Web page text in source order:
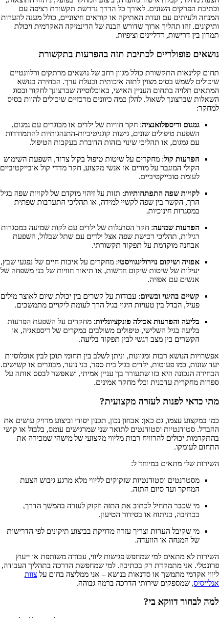
וכתיבת הפרקים השונים. לאורך כל הדרך נדרשת תקשורת רציפה עם
המנחה ולעיתים עם ועדת האתיקה או קוראים חיצוניים, כולל מענה להערות
ותיקונים. זהו תהליך ארוך שדורש הבנה של הדינמיקה האקדמית ויכולת
תמרון בין דרישות, דדליינים וציפיות.
נושאים פופולריים לכתיבת תזה בהפרעות בתקשורת
תחום קלינאות התקשורת כולל מגוון רחב של נושאים מרתקים ורלוונטיים
שיכולים לשמש בסיס מצוין לתזה איכותית ובעלת ערך. הבחירה בנושא
המתאים תלויה בתחום העניין האישי, באוכלוסייה שברצונך לחקור ובסוג
השאלות שברצונך לשאול. להלן כמה כיוונים מרכזיים שיכולים להוות בסיס
למחקר:
גמגום ודיספלואנציה: חקר חוויות של ילדים או מבוגרים עם גמגום,
השפעת טיפולים שונים, גישות קוגניטיביות-התנהגותיות להתמודדות
עם גמגום, או תהליכי שינוי בזהות הדוברת בעקבות הטיפול.
הפרעות קול: מחקרים על שיטות טיפול בקול צרוד, השפעת השימוש
הקולי המוגבר על מורים או אנשי מקצוע, חקר מדדי קול אובייקטיביים
לעומת סובייקטיביים.
לקויות שפה התפתחותיות: תזות על זיהוי מוקדם של לקויות שפה בגיל
הרך, הקשר בין שפה לקשיי למידה, או תהליכי התערבות שפתית
במסגרות חינוכיות.
הפרעות שמיעה: חקר הסתגלות של ילדים עם לקות שמיעה במסגרות
רגילות, תהליכי רכישת שפה אצל ילדים עם שתל שבלול, השפעת
אבחנה מוקדמת על תפקוד תקשורתי.
אפזיה ושיקום נוירולינגוויסטי: מחקרים על איכות חיים של נפגעי שבץ,
יעילות של שיטות שיקום חדשות, או תיאור חוויות של בני משפחה של
אנשים עם אפזיה.
קשיים בהיגוי ובשיום: עבודות על קשרים בין יכולת שיום לאוצר מילים
פעיל, הבדל בין טעויות היגוי בגיל הרך לעומת ליקויים מתמשכים.
בליעה והפרעות אכילה פונקציונליות: מחקרים על השפעת הפרעות
בליעה בגיל השלישי, טיפולים משולבים במקרים של דיספאגיה, או
הקשרים בין מצב רגשי לבין תפקוד בליעה.
אפשרויות הנושא רבות ומגוונות, וניתן לשלב בין תחומי תוכן לבין אוכלוסיות
יעד שונות, כמו פעוטות, ילדים בגיל בית ספר, בני נוער, מבוגרים או קשישים.
הבחירה הנכונה היא כזו שתעורר בך עניין אמיתי, ושאפשר לבסס אותה על
ספרות מחקרית עדכנית וכלי מחקר אמינים.
מתי כדאי לפנות לעזרה מקצועית?
כמו במקצוע עצמו, גם כאן: אבחון נכון, תכנון יסודי וביצוע מדויק עושים את
ההבדל. סטודנטיות וסטודנטים לתואר שני שמרגישים עומס, בלבול או קושי
בהתקדמות יכולים להרוויח רבות מליווי מקצועי של מישהי שמכירה את
התחום לעומקו.
השירות שלי מתאים במיוחד ל:
מסטרנטים וסטודנטיות שזקוקים לליווי מלא מרגע גיבוש הצעת
המחקר ועד סיום התזה.
מי שכבר התחיל לכתוב את התזה וזקוק לעזרה בהמשך הדרך,
בכתיבה, בניתוח או בסידור הטיעון.
מי שקיבל הערות וצריך עזרה מדויקת בביצוע תיקונים לפי הדרישות
של המנחה או הוועדה.
השירות לא מתאים למי שמחפש פגישות ליווי, עבודה משותפת או ייעוץ
פרונטלי. אני מתמקדת רק בכתיבה. למי שמחפשת הדרכה בתהליך העבודה,
ליווי אקדמי מתמשך או סדנאות בנושא – אני ממליצה בחום על צוות
אנלייסיס, שמספקים שירותי הדרכה ברמה גבוהה.
למה לבחור דווקא בי?